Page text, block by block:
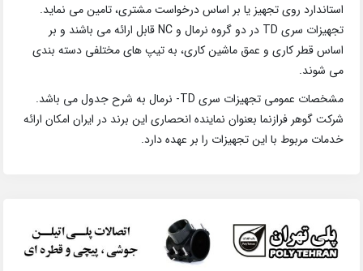
استاندارد روی تجهیز یا بر اساس درخواست مشتری، تامین می نماید.
تجهیزات سری TD در دو گروه نرمال و NC قابل ارائه می باشند و بر
اساس قطر کاری و عمق ماشین کاری، به تیپ های مختلفی دسته بندی
می شوند.
مشخصات عمومی تجهیزات سری TD- نرمال به شرح جدول می باشد.
شرکت گوهر فرازنما بعنوان نماینده انحصاری این برند در ایران امکان ارائه
خدمات مربوط با این تجهیزات را بر عهده دارد.